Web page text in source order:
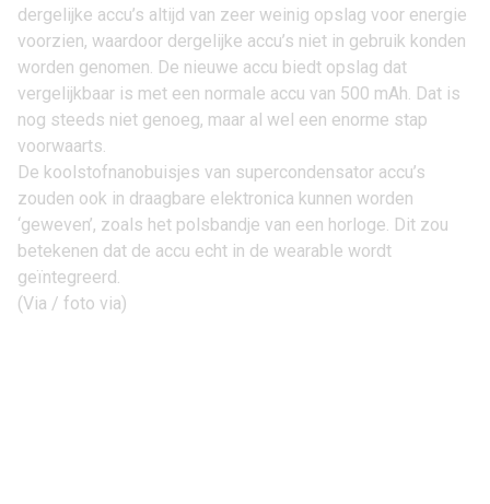
dergelijke accu’s altijd van zeer weinig opslag voor energie
voorzien, waardoor dergelijke accu’s niet in gebruik konden
worden genomen. De nieuwe accu biedt opslag dat
vergelijkbaar is met een normale accu van 500 mAh. Dat is
nog steeds niet genoeg, maar al wel een enorme stap
voorwaarts.
De koolstofnanobuisjes van supercondensator accu’s
zouden ook in draagbare elektronica kunnen worden
‘geweven’, zoals het polsbandje van een horloge. Dit zou
betekenen dat de accu echt in de wearable wordt
geïntegreerd.
(Via / foto via)